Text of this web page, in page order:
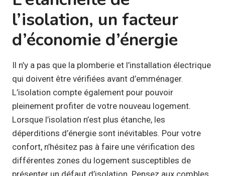
l’isolation, un facteur
d’économie d’énergie
Il n’y a pas que la plomberie et l’installation électrique
qui doivent être vérifiées avant d’emménager.
L’isolation compte également pour pouvoir
pleinement profiter de votre nouveau logement.
Lorsque l’isolation n’est plus étanche, les
déperditions d’énergie sont inévitables. Pour votre
confort, n’hésitez pas à faire une vérification des
différentes zones du logement susceptibles de
présenter un défaut d’isolation. Pensez aux combles,